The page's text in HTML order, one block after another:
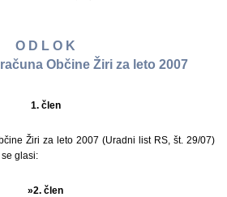
O D L O K
Občine Žiri za leto 2007
1. člen
Žiri za leto 2007 (Uradni list RS, št. 29/07)
glasi:
»2. člen